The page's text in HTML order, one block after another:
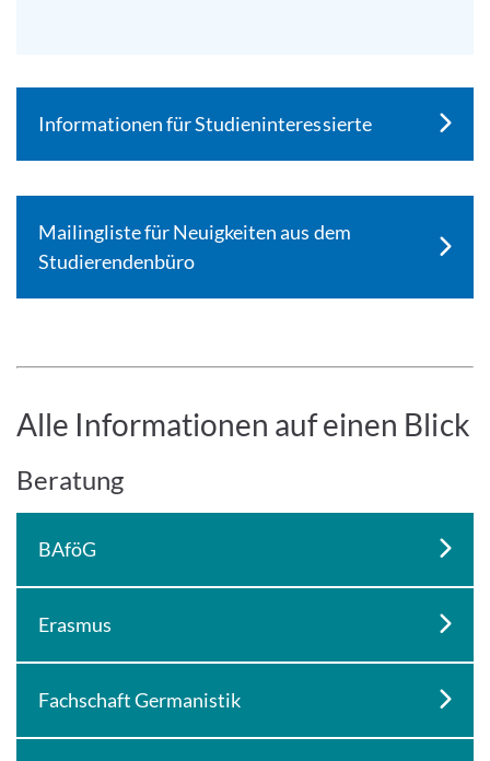
Informationen für Studieninteressierte
Mailingliste für Neuigkeiten aus dem
Studierendenbüro
Alle Informationen auf einen Blick
Beratung
BAföG
Erasmus
Fachschaft Germanistik